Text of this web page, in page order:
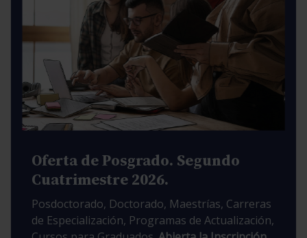
Oferta de Posgrado. Segundo
Cuatrimestre 2026.
Posdoctorado, Doctorado, Maestrías, Carreras
de Especialización, Programas de Actualización,